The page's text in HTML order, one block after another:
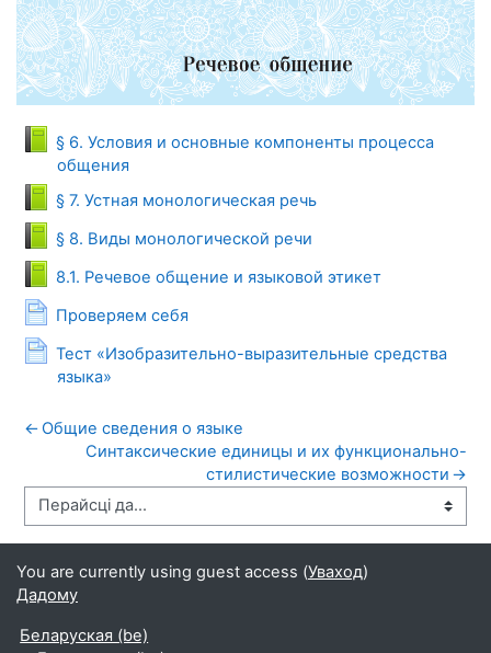
§ 6. Условия и основные компоненты процесса
общенияПадручнік
§ 7. Устная монологическая речьПадручнік
§ 8. Виды монологической речиПадручнік
8.1. Речевое общение и языковой этикетПадручнік
Проверяем себя
Page
Тест «Изобразительно-выразительные средства
языка»
Page
←Общие сведения о языке
Синтаксические единицы и их функционально-
стилистические возможности →
You are currently using guest access (Уваход)
Дадому
Беларуская ‎(be)‎